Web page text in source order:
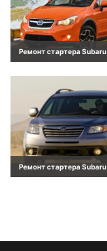
Ремонт стартера Subaru
Ремонт стартера